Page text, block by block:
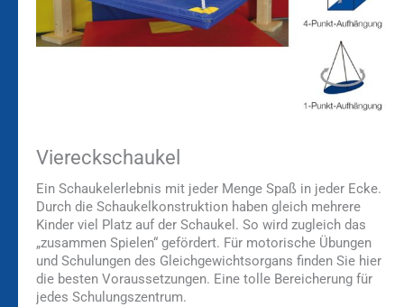
Viereckschaukel
Ein Schaukelerlebnis mit jeder Menge Spaß in jeder Ecke.
Durch die Schaukelkonstruktion haben gleich mehrere
Kinder viel Platz auf der Schaukel. So wird zugleich das
„zusammen Spielen“ gefördert. Für motorische Übungen
und Schulungen des Gleichgewichtsorgans finden Sie hier
die besten Voraussetzungen. Eine tolle Bereicherung für
jedes Schulungszentrum.